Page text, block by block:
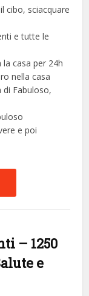
cibo, sciacquare
e tutte le
casa per 24h
nella casa
di Fabuloso,
e poi
– 1250
e